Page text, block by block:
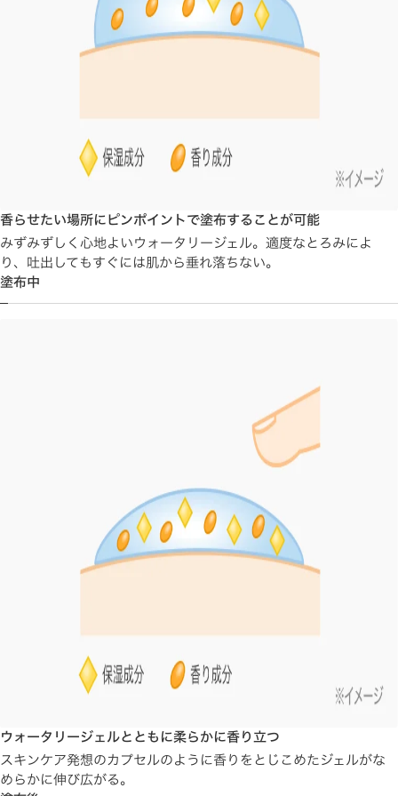
香らせたい場所にピンポイントで塗布することが可能
みずみずしく心地よいウォータリージェル。適度なとろみによ
り、吐出してもすぐには肌から垂れ落ちない。
塗布中
ウォータリージェルとともに柔らかに香り立つ
スキンケア発想のカプセルのように香りをとじこめたジェルがな
めらかに伸び広がる。